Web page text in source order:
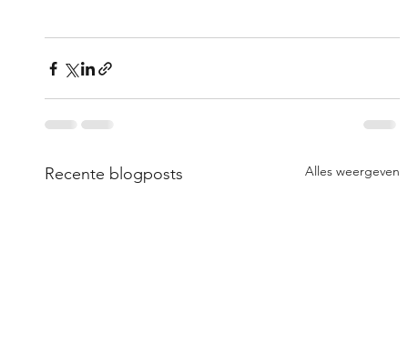
Recente blogposts Alles weergeven